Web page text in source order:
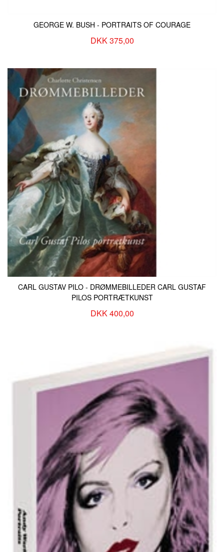
GEORGE W. BUSH - PORTRAITS OF COURAGE
DKK 375,00
CARL GUSTAV PILO - DRØMMEBILLEDER CARL GUSTAF
PILOS PORTRÆTKUNST
DKK 400,00